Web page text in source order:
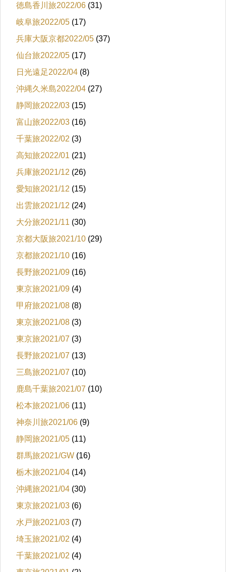
徳島香川旅2022/06 (31)
岐阜旅2022/05 (17)
兵庫大阪京都2022/05 (37)
仙台旅2022/05 (17)
日光遠足2022/04 (8)
沖縄久米島2022/04 (27)
静岡旅2022/03 (15)
富山旅2022/03 (16)
千葉旅2022/02 (3)
高知旅2022/01 (21)
兵庫旅2021/12 (26)
愛知旅2021/12 (15)
出雲旅2021/12 (24)
大分旅2021/11 (30)
京都大阪旅2021/10 (29)
京都旅2021/10 (16)
長野旅2021/09 (16)
東京旅2021/09 (4)
甲府旅2021/08 (8)
東京旅2021/08 (3)
東京旅2021/07 (3)
長野旅2021/07 (13)
三島旅2021/07 (10)
鹿島千葉旅2021/07 (10)
松本旅2021/06 (11)
神奈川旅2021/06 (9)
静岡旅2021/05 (11)
群馬旅2021/GW (16)
栃木旅2021/04 (14)
沖縄旅2021/04 (30)
東京旅2021/03 (6)
水戸旅2021/03 (7)
埼玉旅2021/02 (4)
千葉旅2021/02 (4)